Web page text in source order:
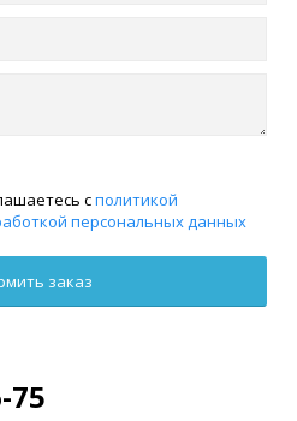
сполитикой
персональных данных
75